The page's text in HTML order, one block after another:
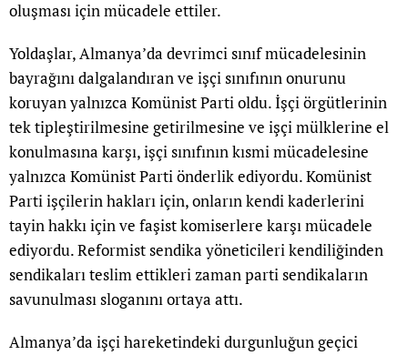
oluşması için mücadele ettiler.
Yoldaşlar, Almanya’da devrimci sınıf mücadelesinin
bayrağını dalgalandıran ve işçi sınıfının onurunu
koruyan yalnızca Komünist Parti oldu. İşçi örgütlerinin
tek tipleştirilmesine getirilmesine ve işçi mülklerine el
konulmasına karşı, işçi sınıfının kısmi mücadelesine
yalnızca Komünist Parti önderlik ediyordu. Komünist
Parti işçilerin hakları için, onların kendi kaderlerini
tayin hakkı için ve faşist komiserlere karşı mücadele
ediyordu. Reformist sendika yöneticileri kendiliğinden
sendikaları teslim ettikleri zaman parti sendikaların
savunulması sloganını ortaya attı.
Almanya’da işçi hareketindeki durgunluğun geçici